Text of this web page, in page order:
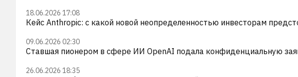
18.06.2026 17:08
Кейс Anthropic: с какой новой неопределенностью инвесторам
09.06.2026 02:30
Ставшая пионером в сфере ИИ OpenAI подала конфиденциальную
26.06.2026 18:35